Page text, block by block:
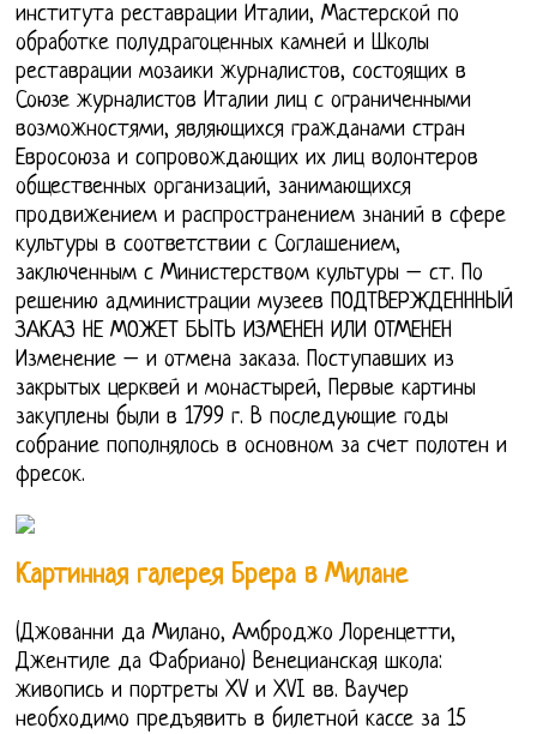
института реставрации Италии, Мастерской по
обработке полудрагоценных камней и Школы
реставрации мозаики журналистов, состоящих в
Союзе журналистов Италии лиц с ограниченными
возможностями, являющихся гражданами стран
Евросоюза и сопровождающих их лиц волонтеров
общественных организаций, занимающихся
продвижением и распространением знаний в сфере
культуры в соответствии с Соглашением,
заключенным с Министерством культуры – ст. По
решению администрации музеев ПОДТВЕРЖДЕНННЫЙ
ЗАКАЗ НЕ МОЖЕТ БЫТЬ ИЗМЕНЕН ИЛИ ОТМЕНЕН
Изменение – и отмена заказа. Поступавших из
закрытых церквей и монастырей, Первые картины
закуплены были в 1799 г. В последующие годы
собрание пополнялось в основном за счет полотен и
фресок.
Картинная галерея Брера в Милане
(Джованни да Милано, Амброджо Лоренцетти,
Джентиле да Фабриано) Венецианская школа:
живопись и портреты XV и XVI вв. Ваучер
необходимо предъявить в билетной кассе за 15